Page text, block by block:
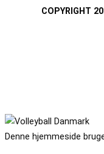
COPYRIGHT
Denne hjemmeside